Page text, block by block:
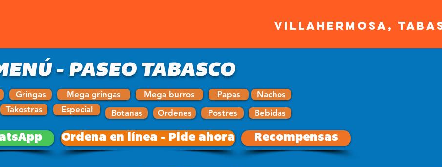
VILLAHERMOSA,
- PASEO TABASCO
Gringas Mega gringas Mega burros
Papas
Botanas
Ordenes Postres Bebidas
Takostras Especial
Nachos
Ordena en línea - Pide ahora Recompensas